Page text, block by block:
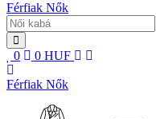
Férfiak Nők
0 0 HUF
Férfiak Nők